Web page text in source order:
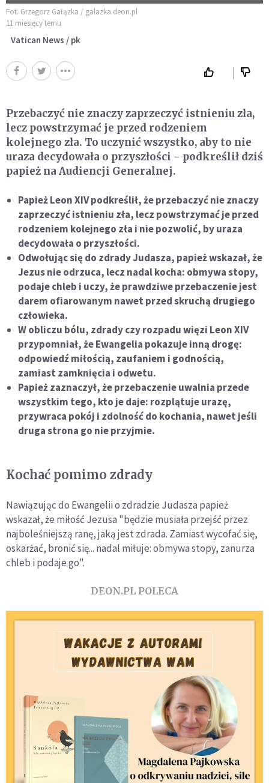
Fot. Grzegorz Gałązka / galazka.deon.pl
11 miesięcy temu
Vatican News / pk
Przebaczyć nie znaczy zaprzeczyć istnieniu zła,
lecz powstrzymać je przed rodzeniem
kolejnego zła. To uczynić wszystko, aby to nie
uraza decydowała o przyszłości - podkreślił dziś
papież na Audiencji Generalnej.
Papież Leon XIV podkreślił, że przebaczyć nie znaczy
zaprzeczyć istnieniu zła, lecz powstrzymać je przed
rodzeniem kolejnego zła i nie pozwolić, by uraza
decydowała o przyszłości.
Odwołując się do zdrady Judasza, papież wskazał, że
Jezus nie odrzuca, lecz nadal kocha: obmywa stopy,
podaje chleb i uczy, że prawdziwe przebaczenie jest
darem ofiarowanym nawet przed skruchą drugiego
człowieka.
W obliczu bólu, zdrady czy rozpadu więzi Leon XIV
przypomniał, że Ewangelia pokazuje inną drogę:
odpowiedź miłością, zaufaniem i godnością,
zamiast zamknięcia i odwetu.
Papież zaznaczył, że przebaczenie uwalnia przede
wszystkim tego, kto je daje: rozplątuje urazę,
przywraca pokój i zdolność do kochania, nawet jeśli
druga strona go nie przyjmie.
Kochać pomimo zdrady
Nawiązując do Ewangelii o zdradzie Judasza papież
wskazał, że miłość Jezusa "będzie musiała przejść przez
najboleśniejszą ranę, jaką jest zdrada. Zamiast wycofać się,
oskarżać, bronić się... nadal miłuje: obmywa stopy, zanurza
chleb i podaje go".
DEON.PL POLECA